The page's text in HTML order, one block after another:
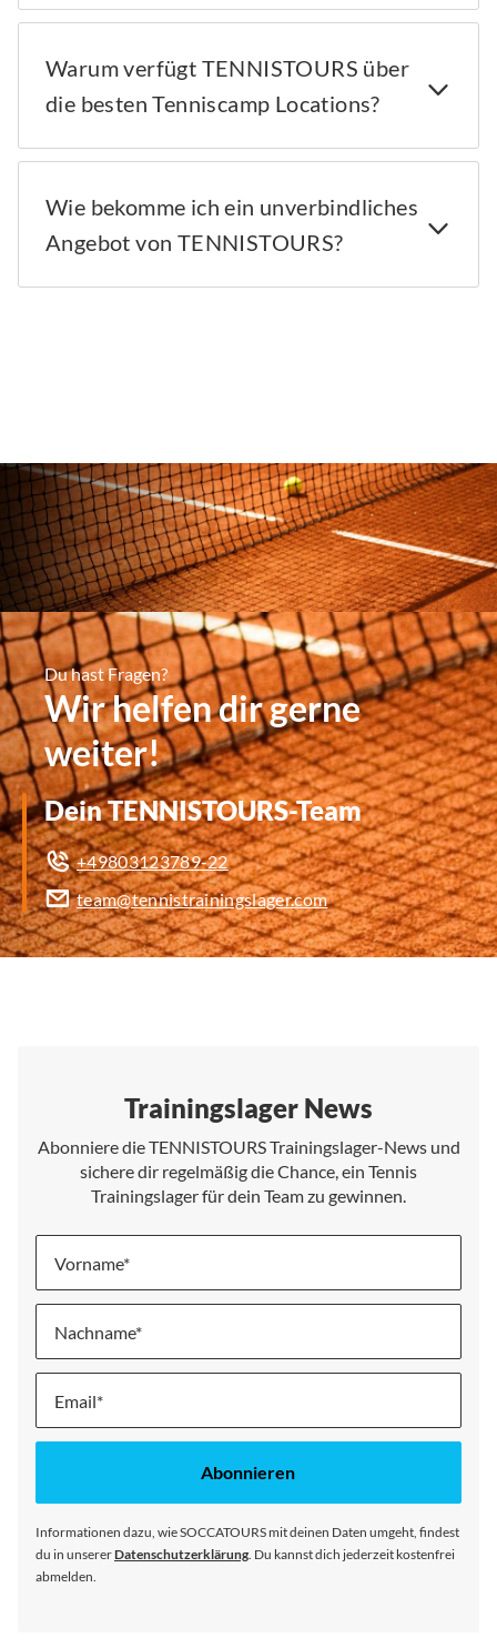
Warum verfügt TENNISTOURS über
die besten Tenniscamp Locations?
Wie bekomme ich ein unverbindliches
Angebot von TENNISTOURS?
Du hast Fragen?
Wir helfen dir gerne
weiter!
Dein TENNISTOURS-Team
+49803123789-22
team@tennistrainingslager.com
Trainingslager News
Abonniere die TENNISTOURS Trainingslager-News und
sichere dir regelmäßig die Chance, ein Tennis
Trainingslager für dein Team zu gewinnen.
Vorname
Nachname
Melde
für
Abonnieren
Informationen dazu, wie SOCCATOURS mit deinen Daten umgeht, findest
du in unsererDatenschutzerklärung. Du kannst dich jederzeit kostenfrei
abmelden.